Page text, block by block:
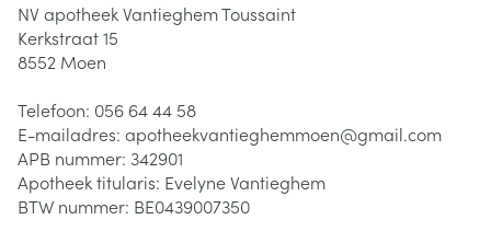
NV apotheek Vantieghem Toussaint
Kerkstraat 15
8552 Moen
Telefoon: 056 64 44 58
E-mailadres: apotheekvantieghemmoen@gmail.com
APB nummer: 342901
Apotheek titularis: Evelyne Vantieghem
BTW nummer: BE0439007350